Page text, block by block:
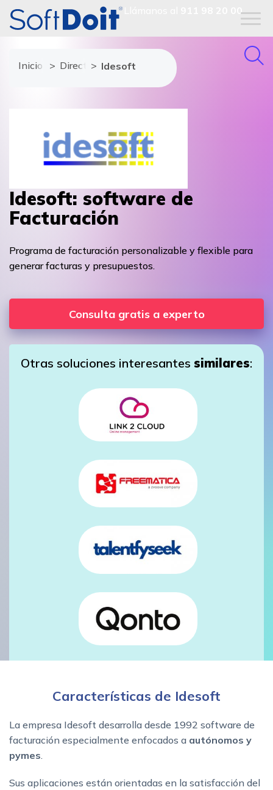
911 98 20 00
Inicio Directorio de proveedores
Idesoft
Idesoft: software de
Facturación
Programa de facturación personalizable y flexible para
generar facturas y presupuestos.
Consulta gratis a experto
Otras soluciones interesantes similares:
Características de Idesoft
La empresa Idesoft desarrolla desde 1992 software de
facturación especialmente enfocados a autónomos y
pymes.
Sus aplicaciones están orientadas en la satisfacción del